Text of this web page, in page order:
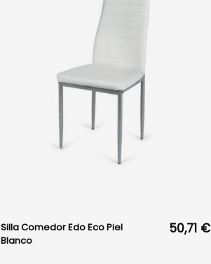
Silla Comedor Edo Eco Piel
Blanco
50,71 €